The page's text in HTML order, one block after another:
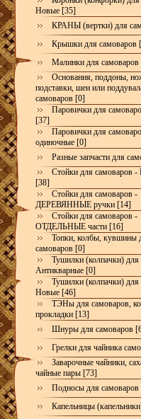
Новые [35]
КРАНЫ (вертки) для
Крышки для самоваров
Малинки для самоваров
Основания, поддоны,
подставки, шеи или
самоваров [0]
Паровички для
[37]
Паровички для
одиночные [0]
Разные запчасти для
Стойки для самоваров
[38]
Стойки для самоваров -
ДЕРЕВЯННЫЕ ручки [14]
Стойки для самоваров -
ОТДЕЛЬНЫЕ части [16]
Топки, колбы, кувшины
самоваров [0]
Тушилки (колпачки) для
Антикварные [0]
Тушилки (колпачки) для
Новые [46]
ТЭНы для самоваров,
прокладки [13]
Шнуры для самоваров
Грелки для чайника
Заварочные чайники,
чайные пары [73]
Подносы для самоваров
Капельницы